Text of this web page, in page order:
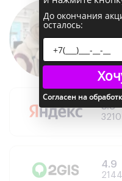
5.0
4.9
До окончания
осталось:
Согласен на